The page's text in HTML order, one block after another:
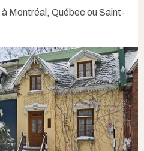
Montréal, Québec ou Saint-